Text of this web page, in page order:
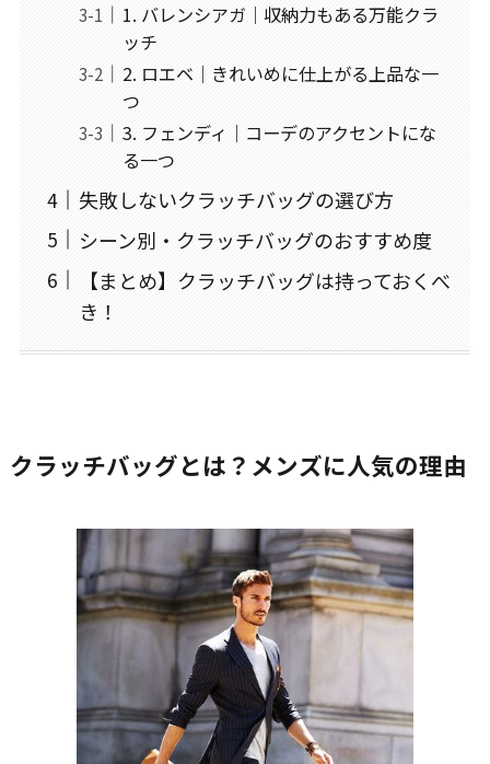
1. バレンシアガ｜収納力もある万能クラ
ッチ
2. ロエベ｜きれいめに仕上がる上品な一
つ
3. フェンディ｜コーデのアクセントにな
る一つ
失敗しないクラッチバッグの選び方
シーン別・クラッチバッグのおすすめ度
【まとめ】クラッチバッグは持っておくべ
き！
クラッチバッグとは？メンズに人気の理由